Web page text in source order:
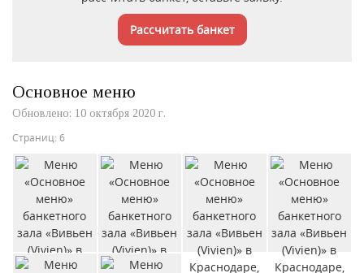
Рассчитать банкет
Основное меню
Обновлено: 10 октября 2020 г.
Страниц: 6